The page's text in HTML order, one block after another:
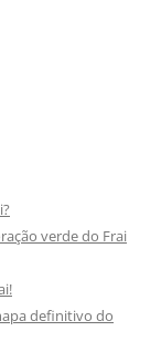
verde do Frai
definitivo do